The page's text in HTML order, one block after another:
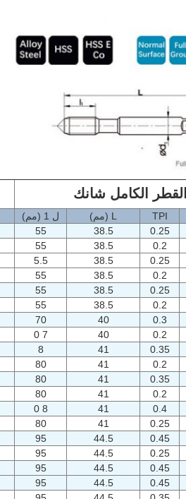
القطر الكامل شانك
TPI L (مم) ل 1 (مم)
0.25
38.5
55
0.2
38.5
55
0.25
38.5
5.5
0.2
38.5
55
0.25
38.5
55
0.2
38.5
55
0.3
40
70
0.2
40
7 0
0.35
41
8
0.2
41
80
0.35
41
80
0.2
41
80
0.4
41
8 0
0.25
41
80
0.45
44.5
95
0.25
44.5
95
0.45
44.5
95
0.45
44.5
95